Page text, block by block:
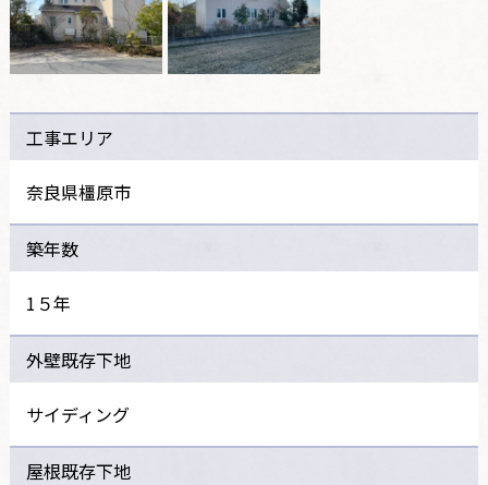
工事エリア
奈良県橿原市
築年数
1５年
外壁既存下地
サイディング
屋根既存下地